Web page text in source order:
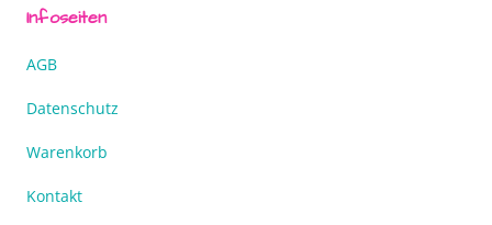
Infoseiten
AGB
Datenschutz
Warenkorb
Kontakt